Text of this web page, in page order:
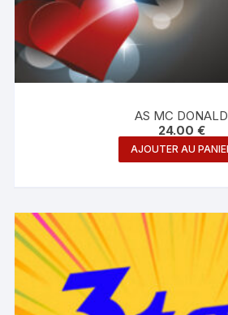
AS MC DONALD
24.00 €
AJOUTER AU